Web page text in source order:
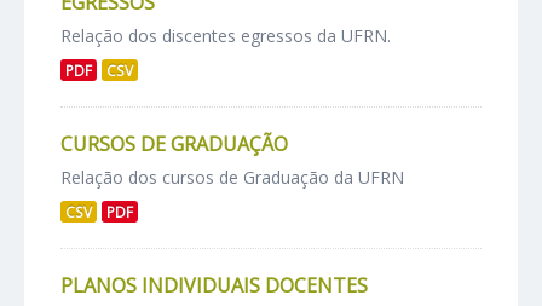
Relação dos discentes egressos da UFRN.
PDF CSV
CURSOS DE GRADUAÇÃO
Relação dos cursos de Graduação da UFRN
CSV PDF
PLANOS INDIVIDUAIS DOCENTES